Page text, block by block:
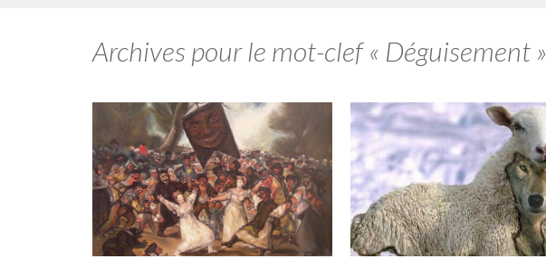
Archives pour le mot-clef « Déguisement »